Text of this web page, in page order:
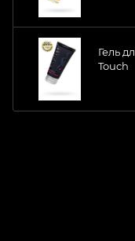
Гель
Touch